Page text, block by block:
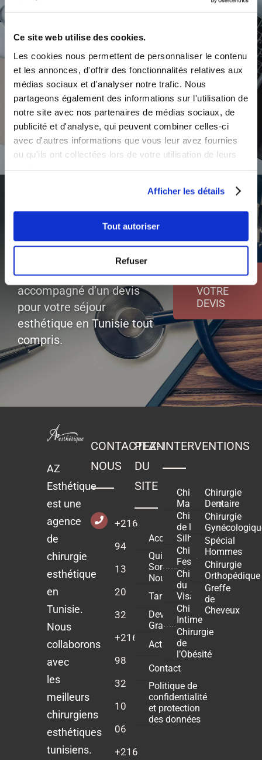
Ce site web utilise des cookies.
Les cookies nous permettent de personnaliser le contenu
et les annonces, d'offrir des fonctionnalités relatives aux
médias sociaux et d'analyser notre trafic. Nous
partageons également des informations sur l'utilisation de
notre site avec nos partenaires de médias sociaux, de
publicité et d'analyse, qui peuvent combiner celles-ci
avec d'autres informations que vous leur avez fournies
ou qu'ils ont collectées lors de votre utilisation de leurs
Afficher les détails
Tout autoriser
Refuser
TÉMOIGNENT
AZ Esthétique vous offre la
possibilité de bénéficier
d’un diagnostic gratuit
accompagné d’un devis
pour votre séjour
esthétique en Tunisie tout
compris.
DEMANDER
VOTRE
DEVIS
AZ
Esthétique
est une
agence
de
chirurgie
esthétique
en
Tunisie.
Nous
collaborons
avec
les
meilleurs
chirurgiens
esthétiques
tunisiens.
CONTACTEZ-
NOUS
+216
94
13
20
32
+216
98
32
10
06
+216
PLAN
DU
SITE
Accueil
Qui
Sommes-
Nous ?
Tarifs
Devis
Gratuit
Actualités
Contact
Politique de
confidentialité
et protection
des données
INTERVENTIONS
Chirurgie
Mammaire
Chirurgie
de la
Silhouette
Chirurgie
Fessier
Chirurgie
du
Visage
Chirurgie
Intime
Chirurgie
de
l’Obésité
Chirurgie
Dentaire
Chirurgie
Spécial
Hommes
Chirurgie
Orthopédique
Greffe
de
Cheveux